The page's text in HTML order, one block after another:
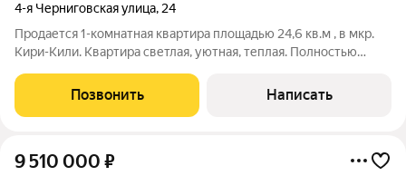
4-я Черниговская улица, 24
Продается 1-комнатная квартира площадью 24,6 кв.м , в мкр.
Кири-Кили. Квартира светлая, уютная, теплая. Полностью
кухонный гарнитур). Пластиковые окна во всех комнатах, в
санузле выполнена
Позвонить Написать
9 510 000 ₽